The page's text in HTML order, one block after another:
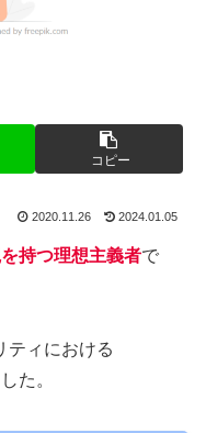
コピー
2020.11.26 2024.01.05
持つ理想主義者で
ティにおける
た。